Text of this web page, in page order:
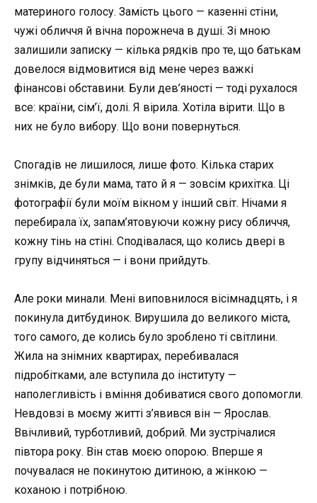
материного голосу. Замість цього — казенні стіни,
чужі обличчя й вічна порожнеча в душі. Зі мною
залишили записку — кілька рядків про те, що батькам
довелося відмовитися від мене через важкі
фінансові обставини. Були дев’яності — тоді рухалося
все: країни, сім’ї, долі. Я вірила. Хотіла вірити. Що в
них не було вибору. Що вони повернуться.
Спогадів не лишилося, лише фото. Кілька старих
знімків, де були мама, тато й я — зовсім крихітка. Ці
фотографії були моїм вікном у інший світ. Нічами я
перебирала їх, запам’ятовуючи кожну рису обличчя,
кожну тінь на стіні. Сподівалася, що колись двері в
групу відчиняться — і вони прийдуть.
Але роки минали. Мені виповнилося вісімнадцять, і я
покинула дитбудинок. Вирушила до великого міста,
того самого, де колись було зроблено ті світлини.
Жила на знімних квартирах, перебивалася
підробітками, але вступила до інституту —
наполегливість і вміння добиватися свого допомогли.
Невдовзі в моєму житті з’явився він — Ярослав.
Ввічливий, турботливий, добрий. Ми зустрічалися
півтора року. Він став моєю опорою. Вперше я
почувалася не покинутою дитиною, а жінкою —
коханою і потрібною.